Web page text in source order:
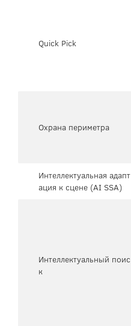
Quick Pick
Охрана периметра
Интеллектуальная адапт
ация к сцене (AI SSA)
Интеллектуальный поис
к